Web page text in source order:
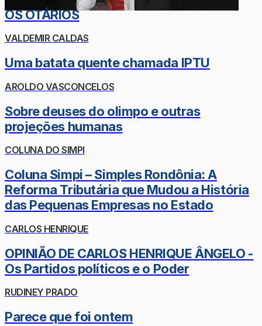
OS OTÁRIOS
VALDEMIR CALDAS
Uma batata quente chamada IPTU
AROLDO VASCONCELOS
Sobre deuses do olimpo e outras
projeções humanas
COLUNA DO SIMPI
Coluna Simpi – Simples Rondônia: A
Reforma Tributária que Mudou a História
das Pequenas Empresas no Estado
CARLOS HENRIQUE
OPINIÃO DE CARLOS HENRIQUE ÂNGELO -
Os Partidos políticos e o Poder
RUDINEY PRADO
Parece que foi ontem